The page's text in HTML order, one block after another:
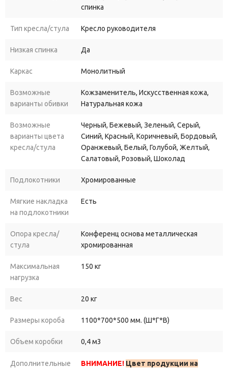
спинка
Тип кресла/стула Кресло руководителя
Низкая спинка Да
Каркас Монолитный
Возможные
варианты обивки
Кожзаменитель, Искусственная кожа,
Натуральная кожа
Возможные
варианты цвета
кресла/стула
Черный, Бежевый, Зеленый, Серый,
Синий, Красный, Коричневый, Бордовый,
Оранжевый, Белый, Голубой, Желтый,
Салатовый, Розовый, Шоколад
Подлокотники Хромированные
Мягкие накладка
на подлокотники
Есть
Опора кресла/
стула
Конференц основа металлическая
хромированная
Максимальная
нагрузка
150 кг
Вес 20 кг
Размеры короба 1100*700*500 мм. (Ш*Г*В)
Объем коробки 0,4 м3
Дополнительные
ВНИМАНИЕ! Цвет продукции на